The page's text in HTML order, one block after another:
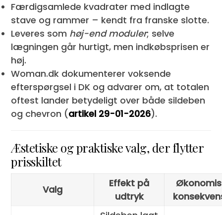
Færdigsamlede kvadrater med indlagte
stave og rammer – kendt fra franske slotte.
Leveres som høj-end moduler; selve
lægningen går hurtigt, men indkøbsprisen er
høj.
Woman.dk dokumenterer voksende
efterspørgsel i DK og advarer om, at totalen
oftest lander betydeligt over både sildeben
og chevron (artikel 29-01-2026).
Æstetiske og praktiske valg, der flytter
prisskiltet
Valg
Effekt på
udtryk